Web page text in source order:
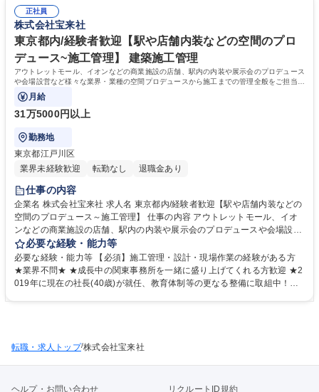
「誰かの笑顔」のための仕事が多く、社員・関係者も「人の笑顔」を大切
にする方が多く、楽しく仕事が出来ます！ 募集職種 富山/転勤無【店舗内
装等の空間プロデュース～施工管理】富山トップクラス実績
ームを組むので、常に相談できる環境 ■他では少ない店舗・オフィス、展
示・イベントなど、多種多様な案件を経験できる環境 ■富山県内のディス
プレイ業界では、社員数、売上高、事例件数ともにトップクラス！ 学歴・
資格 学歴：大学院 大学 高専 短大 専修学校 高校 語学力： 資格：第一種運
転免許普通自動車
正社員
株式会社宝来社
東京都内/経験者歓迎【駅や店舗内装などの空間のプロ
デュース~施工管理】 建築施工管理
アウトレットモール、イオンなどの商業施設の店舗、駅内の内装や展示会のプロデュース
や会場設営など様々な業界・業種の空間プロデュースから施工までの管理全般をご担当い
ただきます。裁量を持って働けます。
月給
31万5000円以上
勤務地
東京都江戸川区
業界未経験歓迎
転勤なし 退職金あり
仕事の内容
企業名 株式会社宝来社 求人名 東京都内/経験者歓迎【駅や店舗内装などの
空間のプロデュース～施工管理】 仕事の内容 アウトレットモール、イオ
ンなどの商業施設の店舗、駅内の内装や展示会のプロデュースや会場設営
など様々な業界・業種の空間プロデュースから施工までの管理全般をご担
当いただきます。裁量を持って働けます。 【詳細】営業担当が受注した案
件に対して、お客様の要望をしっかりヒアリングし、設計士と連携しなが
ら図面を作成します。その後は、スケジュール管理から業者や資材の手
【駅や店舗内装などの空間のプロデュース～施工管理】
必要な経験・能力等
必要な経験・能力等 【必須】施工管理・設計・現場作業の経験がある方
★業界不問★ ★成長中の関東事務所を一緒に盛り上げてくれる方歓迎 ★2
019年に現在の社長(40歳)が就任、教育体制等の更なる整備に取組中！
応援のスタッフも来て、関東の現場を納めています。関東での常駐人員は
普通自動車
転職・求人トップ/株式会社宝来社
ヘルプ・お問い合わせ リクルートID規約